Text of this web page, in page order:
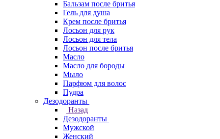
Бальзам после бритья
Гель для душа
Крем после бритья
Лосьон для рук
Лосьон для тела
Лосьон после бритья
Масло
Масло для бороды
Мыло
Парфюм для волос
Пудра
Дезодоранты
Назад
Дезодоранты
Мужской
Женский